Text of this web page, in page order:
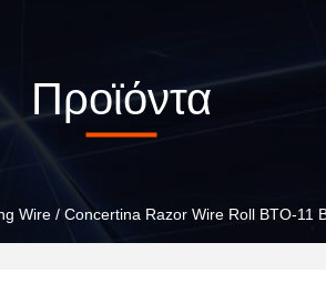
Προϊόντα
Wire / Concertina Razor Wire Roll BTO-11